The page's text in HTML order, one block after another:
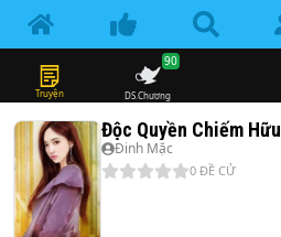
Truyện DS.Chương
90
Độc Quyền Chiếm Hữu
Đinh Mặc
0 ĐỀ CỬ